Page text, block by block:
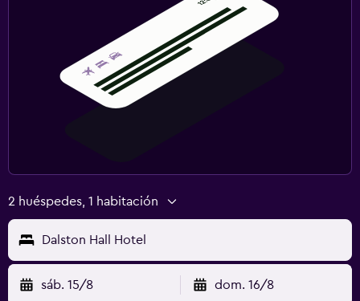
2 huéspedes, 1 habitación
Dalston Hall Hotel
sáb. 15/8 dom. 16/8